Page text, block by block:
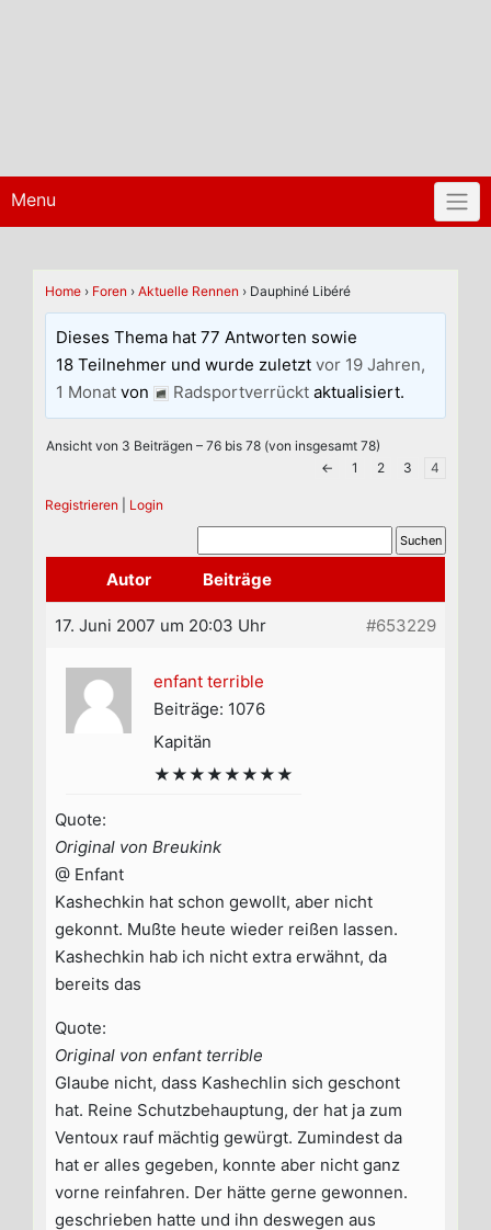
Menu
Home › Foren › Aktuelle Rennen › Dauphiné Libéré
Dieses Thema hat 77 Antworten sowie
18 Teilnehmer und wurde zuletztvor 19 Jahren,
1 Monat von Radsportverrückt aktualisiert.
Ansicht von 3 Beiträgen – 76 bis 78 (von insgesamt 78)
←
1 2 3 4
Registrieren Login
Autor Beiträge
17. Juni 2007 um 20:03 Uhr #653229
enfant terrible
Beiträge: 1076
Kapitän
★★★★★★★★
Quote:
Original von Breukink
@ Enfant
Kashechkin hat schon gewollt, aber nicht
gekonnt. Mußte heute wieder reißen lassen.
Kashechkin hab ich nicht extra erwähnt, da
bereits das
Quote:
Original von enfant terrible
Glaube nicht, dass Kashechlin sich geschont
hat. Reine Schutzbehauptung, der hat ja zum
Ventoux rauf mächtig gewürgt. Zumindest da
hat er alles gegeben, konnte aber nicht ganz
vorne reinfahren. Der hätte gerne gewonnen.
geschrieben hatte und ihn deswegen aus